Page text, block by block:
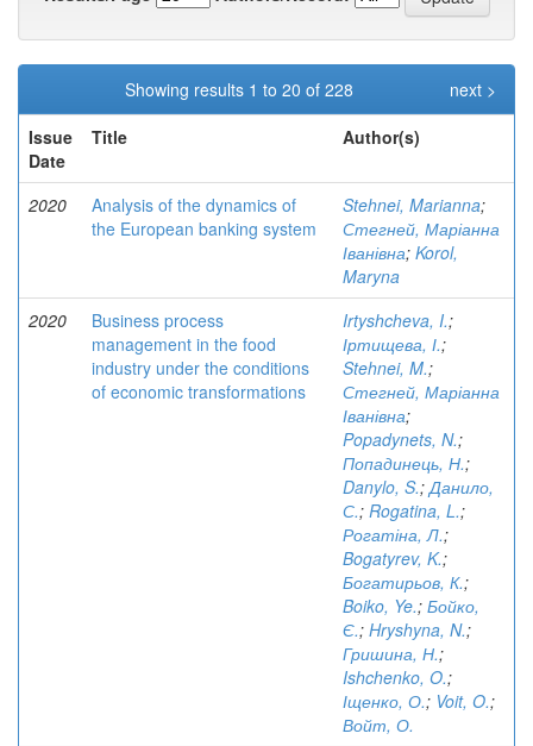
Showing results 1 to 20 of 228
next >
Issue
Date
Title Author(s)
2020
Analysis of the dynamics of
the European banking system
Stehnei, Marianna;
Стегней, Маріанна
Іванівна; Korol,
Maryna
2020
Business process
management in the food
industry under the conditions
of economic transformations
Irtyshcheva, I.;
Іртищева, І.;
Stehnei, M.;
Стегней, Маріанна
Іванівна;
Popadynets, N.;
Попадинець, Н.;
Danylo, S.;Данило,
С.; Rogatina, L.;
Рогатіна, Л.;
Bogatyrev, K.;
Богатирьов, К.;
Boiko, Ye.; Бойко,
Є.; Hryshyna, N.;
Гришина, Н.;
Ishchenko, O.;
Іщенко, О.; Voit, O.;
Войт, О.